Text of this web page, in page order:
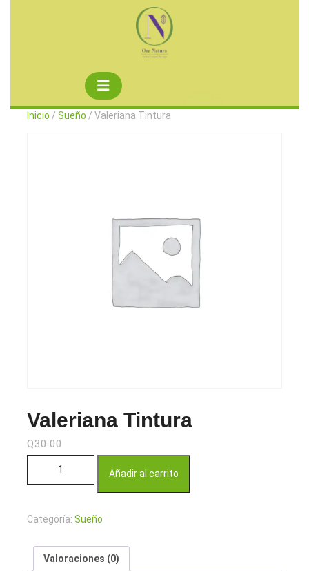
Botón
de
Inicio / Sueño / Valeriana Tintura
Valeriana Tintura
Q30.00
Añadir al carrito
Categoría: Sueño
Valoraciones (0)